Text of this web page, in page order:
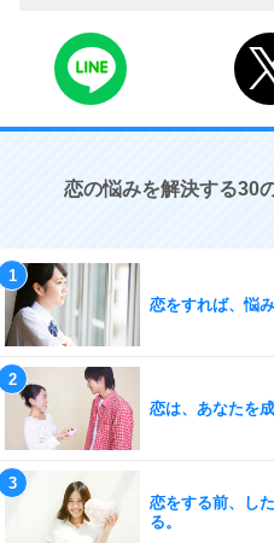
恋の悩みを解決する30
恋をすれば、悩
恋は、あなたを成
恋をする前、し
る。